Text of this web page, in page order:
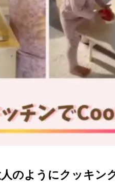
のようにクッキン